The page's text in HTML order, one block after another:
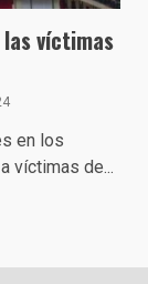
víctimas
en los
víctimas de...